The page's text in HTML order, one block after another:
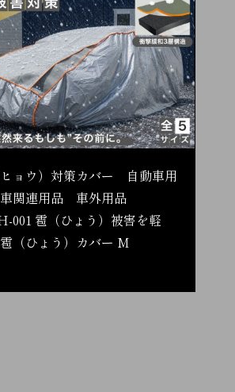
ョウ）対策カバー 自動車用
関連用品 車外用品
001 雹（ひょう）被害を軽
（ひょう）カバー M